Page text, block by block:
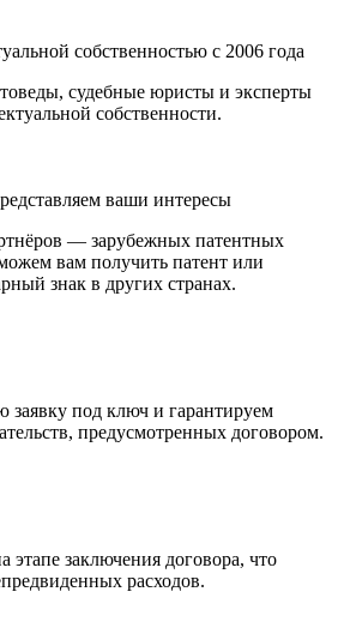
собственностью с 2006 года
судебные юристы и эксперты
собственности.
ваши интересы
— зарубежных патентных
вам получить патент или
знак в других странах.
под ключ и гарантируем
предусмотренных договором.
заключения договора, что
расходов.